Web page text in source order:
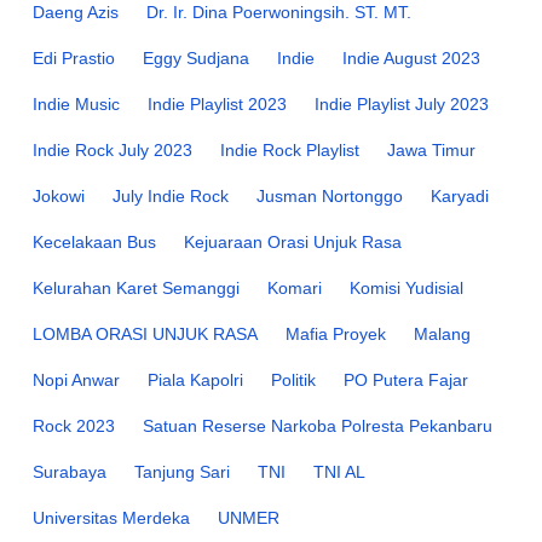
Daeng Azis Dr. Ir. Dina Poerwoningsih. ST. MT.
Edi Prastio Eggy Sudjana Indie Indie August 2023
Indie Music Indie Playlist 2023 Indie Playlist July 2023
Indie Rock July 2023 Indie Rock Playlist Jawa Timur
Jokowi July Indie Rock Jusman Nortonggo Karyadi
Kecelakaan Bus Kejuaraan Orasi Unjuk Rasa
Kelurahan Karet Semanggi Komari Komisi Yudisial
LOMBA ORASI UNJUK RASA Mafia Proyek Malang
Nopi Anwar Piala Kapolri Politik PO Putera Fajar
Rock 2023 Satuan Reserse Narkoba Polresta Pekanbaru
Surabaya Tanjung Sari TNI TNI AL
Universitas Merdeka UNMER